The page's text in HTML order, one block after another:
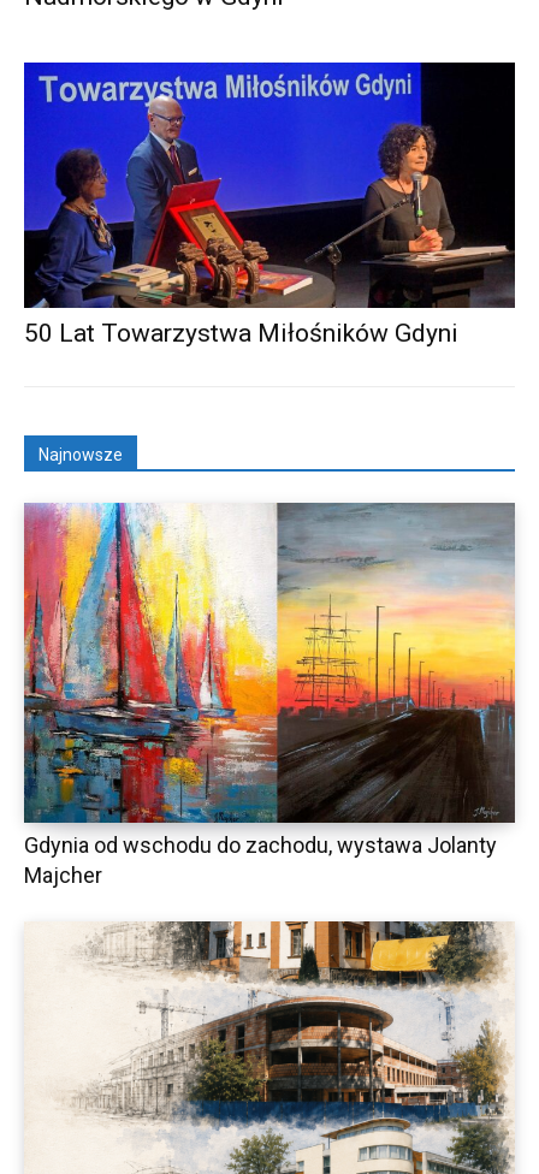
50 Lat Towarzystwa Miłośników Gdyni
Najnowsze
Gdynia od wschodu do zachodu, wystawa Jolanty
Majcher